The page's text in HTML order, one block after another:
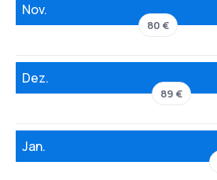
Nov.
80 €
Dez.
89 €
Jan.